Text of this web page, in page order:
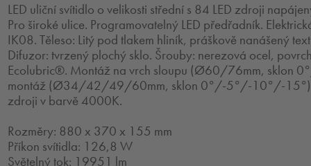
LED uliční svítidlo o velikosti střední s 84 LED zdroji
Pro široké ulice. Programovatelný LED předřadník.
IK08. Těleso: Litý pod tlakem hliník, práškově nanášený
Difuzor: tvrzený plochý sklo. Šrouby: nerezová ocel,
Ecolubric®. Montáž na vrch sloupu (Ø60/76mm, sklon
montáž (Ø34/42/49/60mm, sklon 0°/-5°/-10°/-15°).
zdroji v barvě 4000K.
Rozměry: 880 x 370 x 155 mm
Příkon svítidla: 126,8 W
Světelný tok: 19951 lm